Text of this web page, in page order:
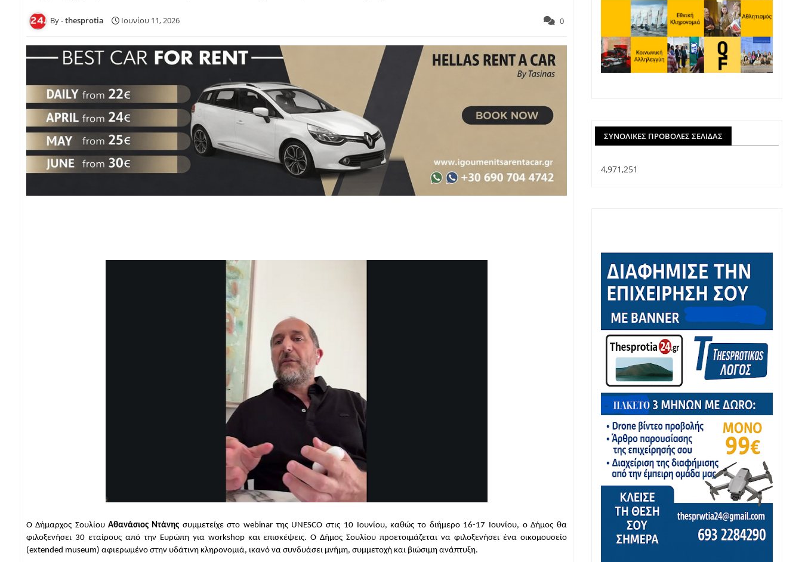
thesprotia Ιουνίου 11, 2026 0
Ο Δήμαρχος Σουλίου Αθανάσιος Ντάνης συμμετείχε στο webinar της UNESCO στις 10 Ιουνίου, καθώς το διήμερο 16-17 Ιουνίου, ο Δήμος θα
φιλοξενήσει 30 εταίρους από την Ευρώπη για workshop και επισκέψεις. Ο Δήμος Σουλίου προετοιμάζεται να φιλοξενήσει ένα οικομουσείο
(extended museum) αφιερωμένο στην υδάτινη κληρονομιά, ικανό να συνδυάσει μνήμη, συμμετοχή και βιώσιμη ανάπτυξη.
ΣΥΝΟΛΙΚΈΣ ΠΡΟΒΟΛΈΣ ΣΕΛΊΔΑΣ
4,971,251